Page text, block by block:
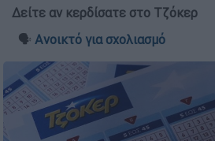
Δείτε αν κερδίσατε στο Τζόκερ
🗣️ Ανοικτό για σχολιασμό